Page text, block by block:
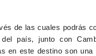
de las cuales podrás
país, junto con
en este destino son una